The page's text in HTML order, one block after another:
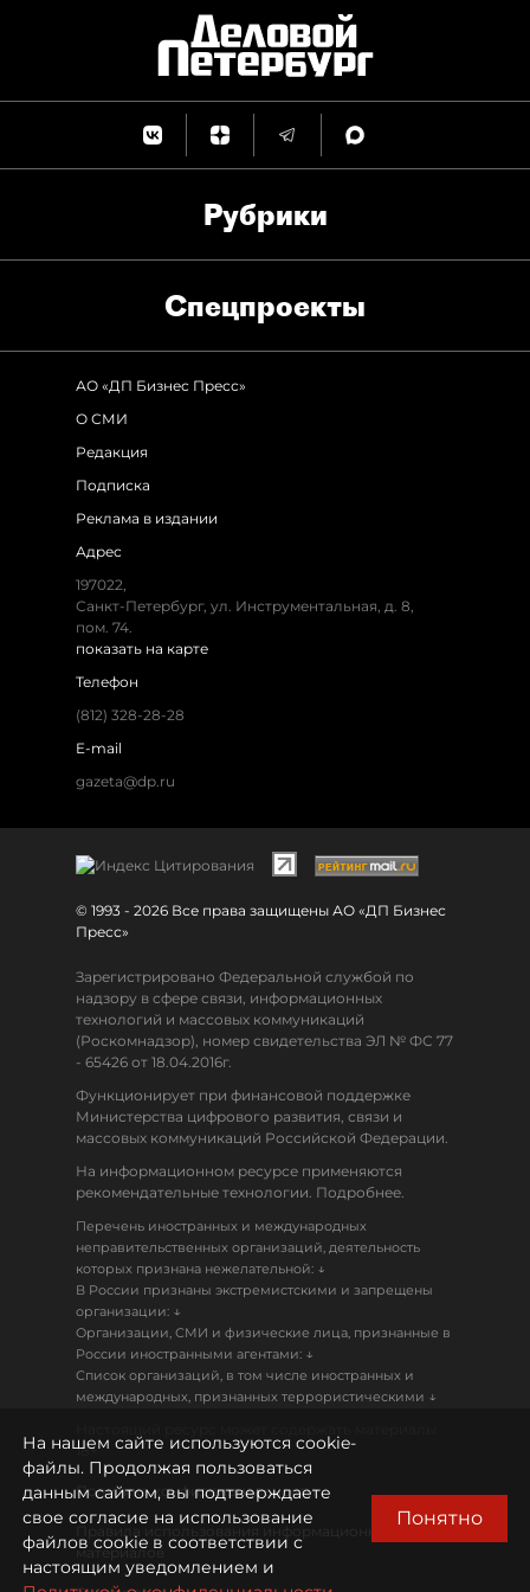
Рубрики
Спец­проекты
АО «ДП Бизнес Пресс»
О СМИ
Редакция
Подписка
Реклама в издании
Адрес
197022,
Санкт-Петербург, ул. Инструментальная, д. 8,
пом. 74.
показать на карте
Телефон
(812) 328-28-28
E-mail
gazeta@dp.ru
© 1993 - 2026 Все права защищены АО «ДП Бизнес
Пресс»
Зарегистрировано Федеральной службой по
надзору в сфере связи, информационных
технологий и массовых коммуникаций
(Роскомнадзор), номер свидетельства ЭЛ № ФС 77
- 65426 от 18.04.2016г.
Функционирует при финансовой поддержке
Министерства цифрового развития, связи и
массовых коммуникаций Российской Федерации.
На информационном ресурсе применяются
рекомендательные технологии. Подробнее.
Перечень иностранных и международных
неправительственных организаций, деятельность
которых признана нежелательной: ↓
В России признаны экстремистскими и запрещены
организации: ↓
Организации, СМИ и физические лица, признанные в
России иностранными агентами: ↓
Список организаций, в том числе иностранных и
международных, признанных террористическими ↓
18+
Политика конфиденциальности
Правила использования информационных
материалов
На нашем сайте используются cookie-
файлы. Продолжая пользоваться
данным сайтом, вы подтверждаете
свое согласие на использование
файлов cookie в соответствии с
настоящим уведомлением и
Понятно